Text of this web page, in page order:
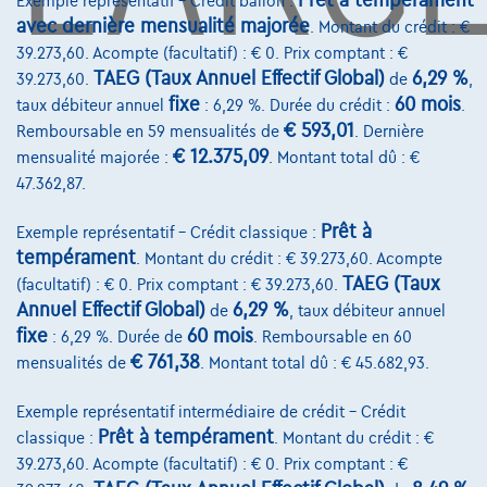
avec dernière mensualité majorée . Montant du crédit : €
39.273,60. Acompte (facultatif) : € 0. Prix comptant : €
39.273,60. TAEG (Taux Annuel Effectif Global) de 6,29 %
taux débiteur annuel fixe : 6,29 %. Durée du crédit : 60 mois
Remboursable en 59 mensualités de € 593,01
. Dernière
mensualité majorée : € 12.375,09. Montant total dû : €
47.362,87.
Exemple représentatif – Crédit classique : Prêt à
tempérament . Montant du crédit : € 39.273,60. Acompte
(facultatif) : € 0. Prix comptant : € 39.273,60. TAEG (Taux
Annuel Effectif Global) de 6,29 % , taux débiteur annuel
fixe : 6,29 %. Durée de 60 mois . Remboursable en 60
mensualités de € 761,38 . Montant total dû : € 45.682,93.
Exemple représentatif intermédiaire de crédit – Crédit
classique : Prêt à tempérament . Montant du crédit : €
39.273,60. Acompte (facultatif) : € 0. Prix comptant : €
Devenez client
Qui nous sommes
Charte de qualité
Nos dealers
Nos partenaires
Notre équipe
Contact
Conditions Générales
Conditions d'assistance